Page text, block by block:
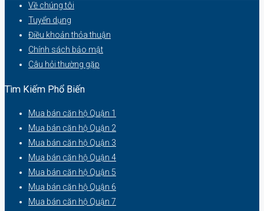
Về chúng tôi
Tuyển dụng
Điều khoản thỏa thuận
Chính sách bảo mật
Câu hỏi thường gặp
Tìm Kiếm Phổ Biến
Mua bán căn hộ Quận 1
Mua bán căn hộ Quận 2
Mua bán căn hộ Quận 3
Mua bán căn hộ Quận 4
Mua bán căn hộ Quận 5
Mua bán căn hộ Quận 6
Mua bán căn hộ Quận 7